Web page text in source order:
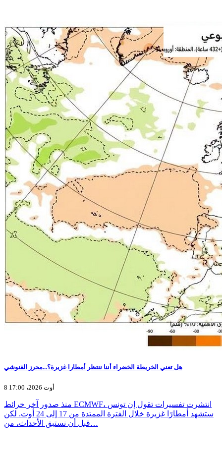
هل تعني الخريطة الخضراء أننا ننتظر أمطارا غزيرة؟...محرز الغنوشي
8 أوت 2026، 17:00
منذ صدور آخر خرائط ECMWF، انتشرت تفسيرات تقول إن تونس
ستشهد أمطارًا غزيرة خلال الفترة الممتدة من 17 إلى 24 أوت. لكن
قبل أن نستبق الأحداث، من…